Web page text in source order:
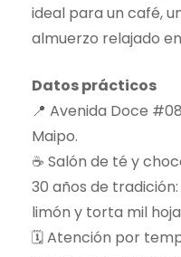
ideal para un café,
almuerzo relajado
Datos prácticos
📍 Avenida Doce
Maipo.
☕ Salón de té y
30 años de
limón y torta mil
🗓️ Atención por